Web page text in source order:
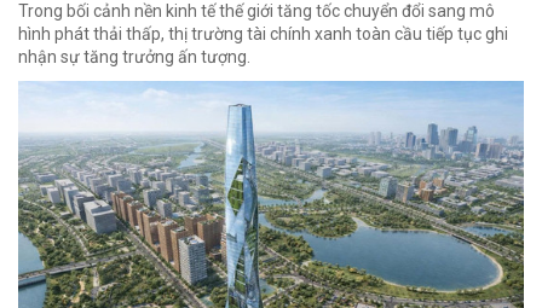
Trong bối cảnh nền kinh tế thế giới tăng tốc chuyển đổi sang mô
hình phát thải thấp, thị trường tài chính xanh toàn cầu tiếp tục ghi
nhận sự tăng trưởng ấn tượng.